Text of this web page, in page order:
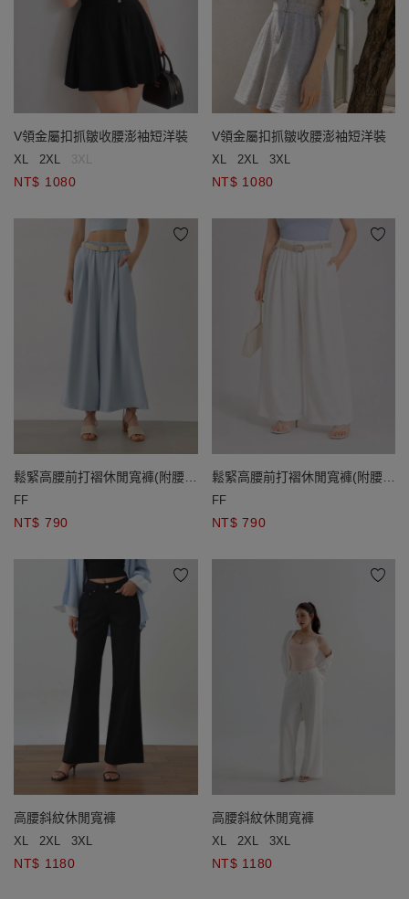
V領金屬扣抓皺收腰澎袖短洋裝
XL 2XL 3XL
NT$ 1080
V領金屬扣抓皺收腰澎袖短洋裝
XL 2XL 3XL
NT$ 1080
鬆緊高腰前打褶休閒寬褲(附腰
帶)
FF
NT$ 790
鬆緊高腰前打褶休閒寬褲(附腰
帶)
FF
NT$ 790
高腰斜紋休閒寬褲
XL 2XL 3XL
NT$ 1180
高腰斜紋休閒寬褲
XL 2XL 3XL
NT$ 1180